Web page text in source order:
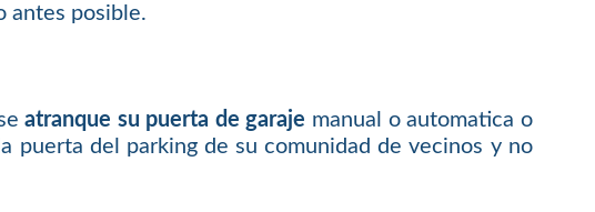
antes posible.
atranque su puerta de garaje manual o automatica o
puerta del parking de su comunidad de vecinos y no